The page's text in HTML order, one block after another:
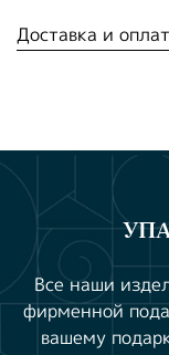
Доставка и
Все наши
фирменной
вашему